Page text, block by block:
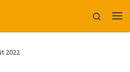
Search
2022